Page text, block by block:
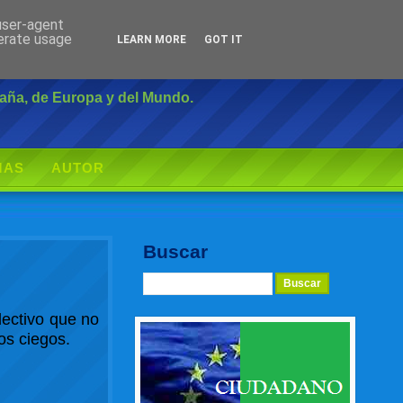
de Europa y del Mundo.
AUTOR
Buscar
que no
ciegos.
agent
usage
LEARN MORE GOT IT